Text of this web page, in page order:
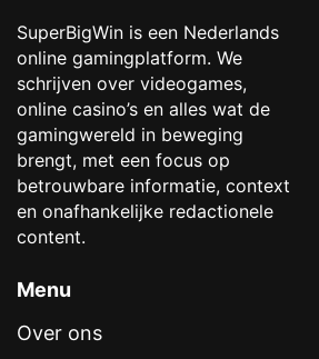
SuperBigWin is een Nederlands
online gamingplatform. We
schrijven over videogames,
online casino’s en alles wat de
gamingwereld in beweging
brengt, met een focus op
betrouwbare informatie, context
en onafhankelijke redactionele
content.
Menu
Over ons